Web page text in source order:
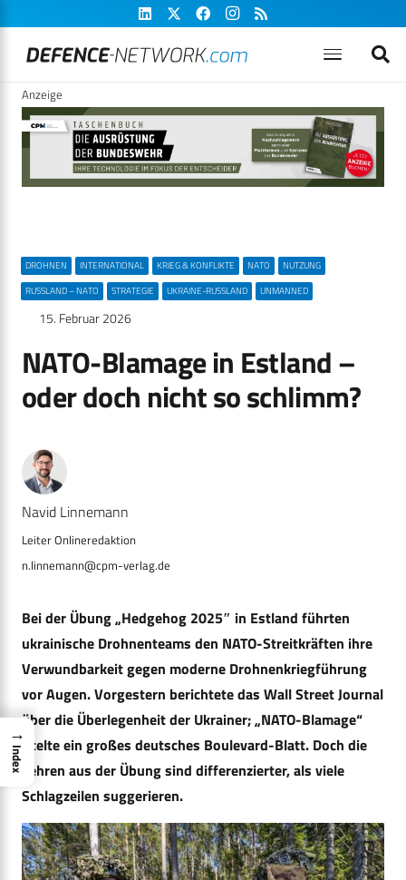
Anzeige
DROHNEN INTERNATIONAL KRIEG & KONFLIKTE NATO
NUTZUNG
RUSSLAND – NATO
STRATEGIE UKRAINE-RUSSLAND UNMANNED
15. Februar 2026
NATO-Blamage in Estland –
oder doch nicht so schlimm?
Navid Linnemann
n.linnemann@cpm-verlag.de
Bei der Übung „Hedgehog 2025″ in Estland führten
ukrainische Drohnenteams den NATO-Streitkräften ihre
Verwundbarkeit gegen moderne Drohnenkriegführung
vor Augen. Vorgestern berichtete das Wall Street Journal
über die Überlegenheit der Ukrainer; „NATO-Blamage“
titelte ein großes deutsches Boulevard-Blatt. Doch die
Lehren aus der Übung sind differenzierter, als viele
Schlagzeilen suggerieren.
→
Index